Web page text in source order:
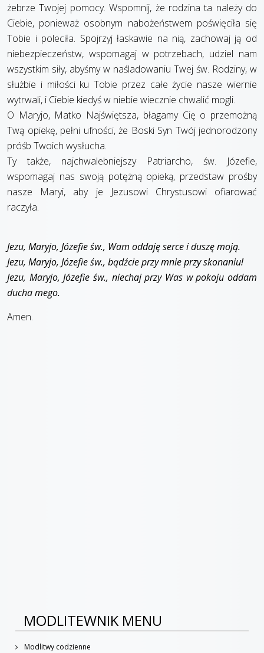
żebrze Twojej pomocy. Wspomnij, że rodzina ta należy do
Ciebie, ponieważ osobnym nabożeństwem poświęciła się
Tobie i poleciła. Spojrzyj łaskawie na nią, zachowaj ją od
niebezpieczeństw, wspomagaj w potrzebach, udziel nam
wszystkim siły, abyśmy w naśladowaniu Twej św. Rodziny, w
służbie i miłości ku Tobie przez całe życie nasze wiernie
wytrwali, i Ciebie kiedyś w niebie wiecznie chwalić mogli.
O Maryjo, Matko Najświętsza, błagamy Cię o przemożną
Twą opiekę, pełni ufności, że Boski Syn Twój jednorodzony
próśb Twoich wysłucha.
Ty także, najchwalebniejszy Patriarcho, św. Józefie,
wspomagaj nas swoją potężną opieką, przedstaw prośby
nasze Maryi, aby je Jezusowi Chrystusowi ofiarować
raczyła.
Jezu, Maryjo, Józefie św., Wam oddaję serce i duszę moją.
Jezu, Maryjo, Józefie św., bądźcie przy mnie przy skonaniu!
Jezu, Maryjo, Józefie św., niechaj przy Was w pokoju oddam
ducha mego.
Amen.
MODLITEWNIK MENU
Modlitwy codzienne